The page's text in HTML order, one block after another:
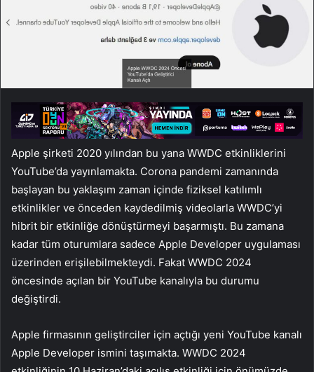
Apple şirketi 2020 yılından bu yana WWDC etkinliklerini
YouTube’da yayınlamakta. Corona pandemi zamanında
başlayan bu yaklaşım zaman içinde fiziksel katılımlı
etkinlikler ve önceden kaydedilmiş videolarla WWDC’yi
hibrit bir etkinliğe dönüştürmeyi başarmıştı. Bu zamana
kadar tüm oturumlara sadece Apple Developer uygulaması
üzerinden erişilebilmekteydi. Fakat WWDC 2024
öncesinde açılan bir YouTube kanalıyla bu durumu
değiştirdi.
Apple firmasının geliştirciler için açtığı yeni YouTube kanalı
Apple Developer ismini taşımakta. WWDC 2024